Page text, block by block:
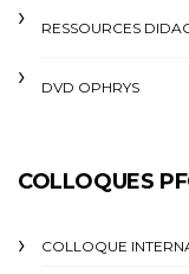
RESSOURCES
DVD OPHRYS
COLLOQUES
COLLOQUE